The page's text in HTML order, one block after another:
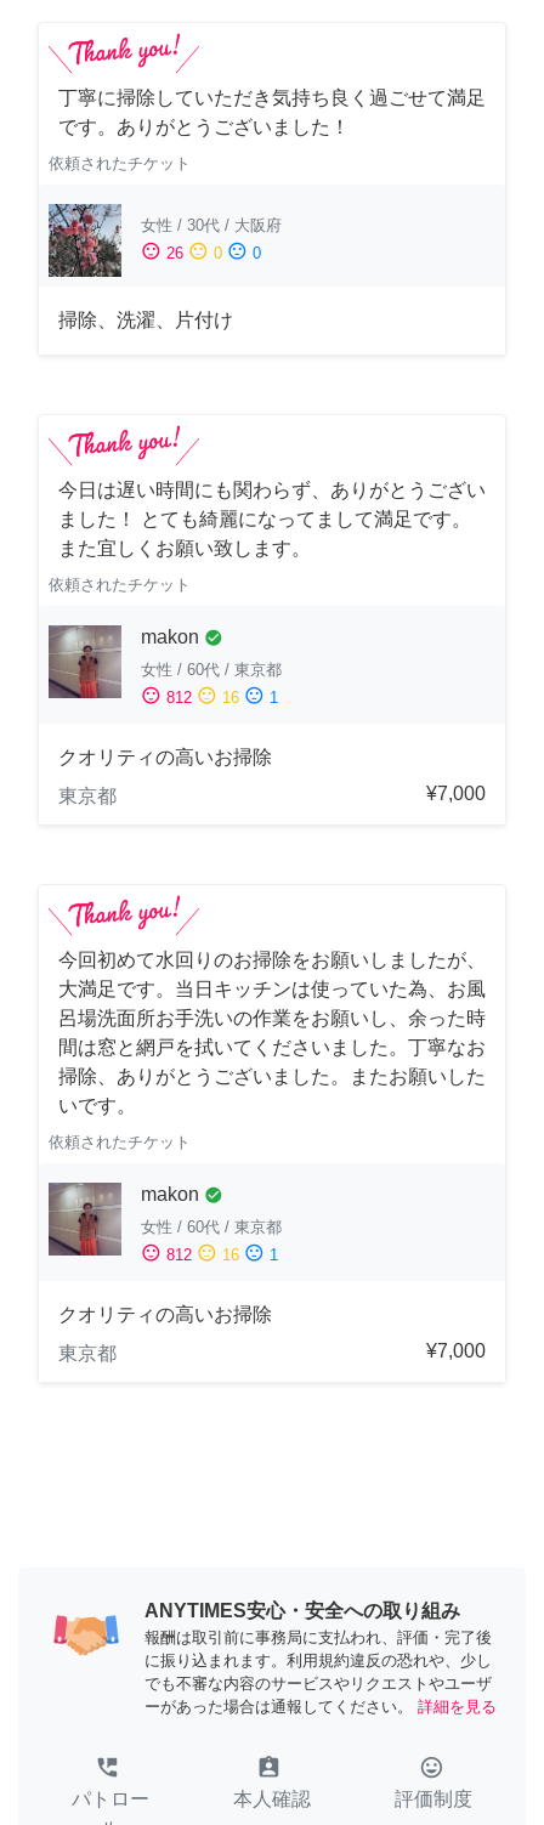
丁寧に掃除していただき気持ち良く過ごせて満足
です。ありがとうございました！
依頼されたチケット
女性 / 30代 / 大阪府
sentiment_satisfied 26 sentiment_neutral 0 sentiment_dissatisfied 0
掃除、洗濯、片付け
今日は遅い時間にも関わらず、ありがとうござい
ました！ とても綺麗になってまして満足です。
また宜しくお願い致します。
依頼されたチケット
makon check_circle
女性 / 60代 / 東京都
sentiment_satisfied 812 sentiment_neutral 16 sentiment_dissatisfied 1
クオリティの高いお掃除
東京都
¥7,000
今回初めて水回りのお掃除をお願いしましたが、
大満足です。当日キッチンは使っていた為、お風
呂場洗面所お手洗いの作業をお願いし、余った時
間は窓と網戸を拭いてくださいました。丁寧なお
掃除、ありがとうございました。またお願いした
いです。
依頼されたチケット
makon check_circle
女性 / 60代 / 東京都
sentiment_satisfied 812 sentiment_neutral 16 sentiment_dissatisfied 1
クオリティの高いお掃除
東京都
¥7,000
ANYTIMES安心・安全への取り組み
報酬は取引前に事務局に支払われ、評価・完了後
に振り込まれます。利用規約違反の恐れや、少し
でも不審な内容のサービスやリクエストやユーザ
ーがあった場合は通報してください。
詳細を見る
perm_phone_msg
パトロー
assignment_ind
本人確認
tag_faces
評価制度